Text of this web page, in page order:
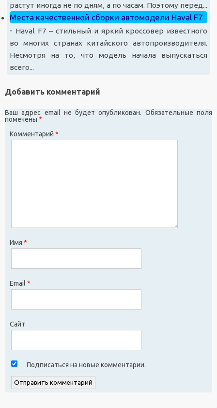
растут иногда не по дням, а по часам. Поэтому перед...
Места качественной сборки автомодели Haval F7
- Haval F7 – стильный и яркий кроссовер известного
во многих странах китайского автопроизводителя.
Несмотря на то, что модель начала выпускаться
всего...
Добавить комментарий
Ваш адрес email не будет опубликован. Обязательные поля
помечены *
Комментарий *
Имя *
Email *
Сайт
Подписаться на новые комментарии.